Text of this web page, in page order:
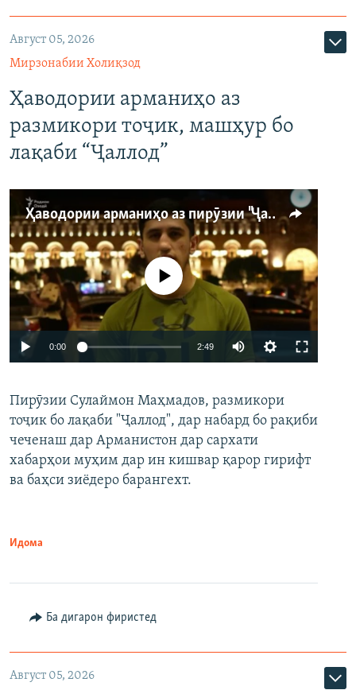
Август 05, 2026
Мирзонабии Холиқзод
Ҳаводории арманиҳо аз
размикори тоҷик, машҳур бо
лақаби “Ҷаллод”
Ҳаводории арманиҳо аз пирӯзии "Ҷаллод"-и тоҷик
Auto 240p 360p 480p
720p 1080p
Феълан кор намекунад
0:00 2:49
360p
480p
Пирӯзии Сулаймон Маҳмадов, размикори
тоҷик бо лақаби "Ҷаллод", дар набард бо рақиби
чеченаш дар Арманистон дар сархати
хабарҳои муҳим дар ин кишвар қарор гирифт
ва баҳси зиёдеро барангехт.
Идома
Ба дигарон фиристед
Август 05, 2026